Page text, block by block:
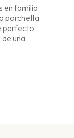
en familia
porchetta
perfecto
una